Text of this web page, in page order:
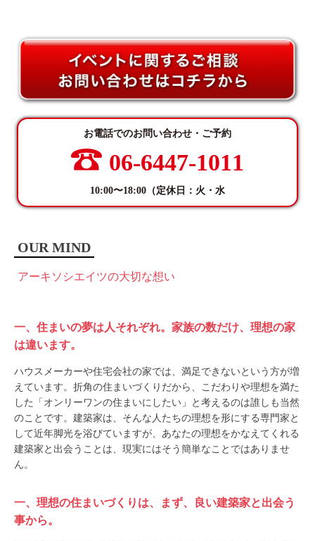
お電話でのお問い合わせ・ご予約
06-6447-1011
10:00〜18:00（定休日：火・水
OUR MIND
アーキソシエイツの大切な想い
一、住まいの夢は人それぞれ。家族の数だけ、理想の家
は違います。
ハウスメーカーや住宅会社の家では、満足できないという方が増
えています。折角の住まいづくりだから、こだわりや理想を満た
した「オンリーワンの住まいにしたい」と考えるのは誰しも当然
のことです。建築家は、そんな人たちの理想を形にする専門家と
して近年脚光を浴びていますが、あなたの理想をかなえてくれる
建築家と出会うことは、現実にはそう簡単なことではありませ
ん。
一、理想の住まいづくりは、まず、良い建築家と出会う
事から。